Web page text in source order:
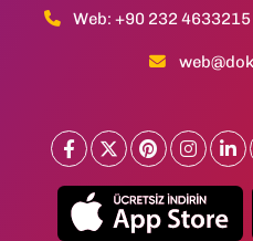
Web: +90 232